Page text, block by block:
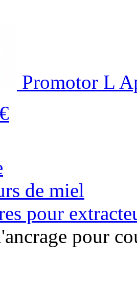
Promotor L
de miel
pour
pour